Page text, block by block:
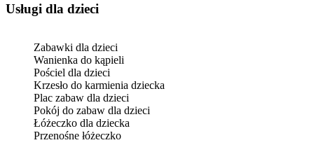
usługi dla dzieci
Zabawki dla dzieci
Wanienka do kąpieli
Pościel dla dzieci
Krzesło do karmienia dziecka
Plac zabaw dla dzieci
Pokój do zabaw dla dzieci
Łóżeczko dla dziecka
Przenośne łóżeczko